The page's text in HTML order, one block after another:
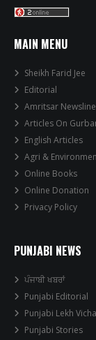
MAIN MENU
Sheikh Farid Jee
Editorial
Amritsar Newsline
Articles On
English Articles
Agri &
Online Books
Online Donation
Privacy Policy
PUNJABI NEWS
ਪੰਜਾਬੀ ਖਬਰਾਂ
Punjabi Editorial
Punjabi Lekh
Punjabi Stories